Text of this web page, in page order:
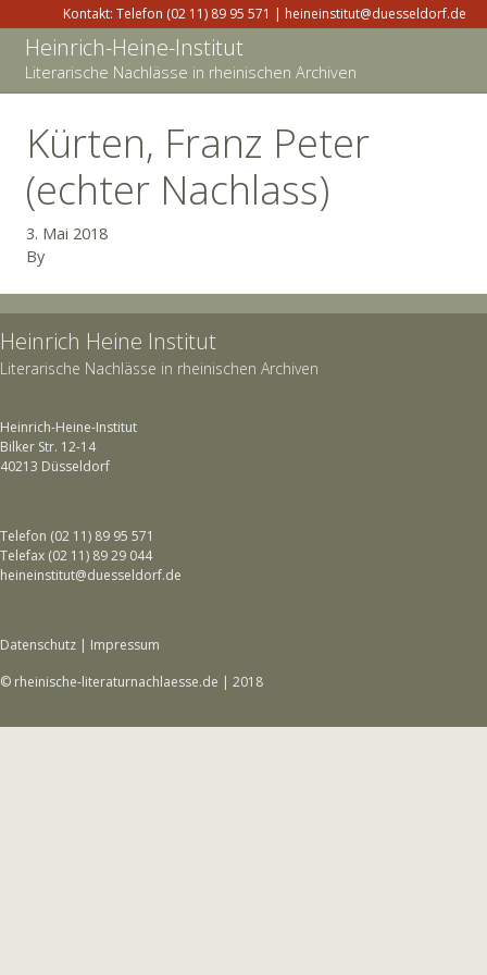
Kontakt: Telefon (02 11) 89 95 571 | heineinstitut@duesseldorf.de
Heinrich-Heine-Institut
Literarische Nachlässe in rheinischen Archiven
Kürten, Franz Peter
(echter Nachlass)
3. Mai 2018
By
Heinrich Heine Institut
Literarische Nachlässe in rheinischen Archiven
Heinrich-Heine-Institut
Bilker Str. 12-14
40213 Düsseldorf
Telefon (02 11) 89 95 571
Telefax (02 11) 89 29 044
heineinstitut@duesseldorf.de
Datenschutz | Impressum
© rheinische-literaturnachlaesse.de | 2018